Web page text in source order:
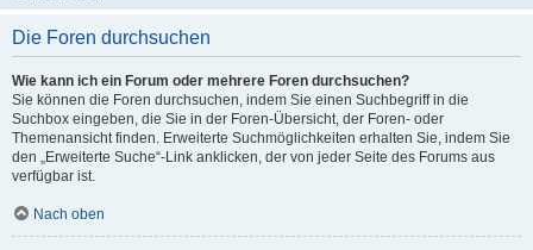
Die Foren durchsuchen
Wie kann ich ein Forum oder mehrere Foren durchsuchen?
Sie können die Foren durchsuchen, indem Sie einen Suchbegriff in die
Suchbox eingeben, die Sie in der Foren-Übersicht, der Foren- oder
Themenansicht finden. Erweiterte Suchmöglichkeiten erhalten Sie, indem Sie
den „Erweiterte Suche“-Link anklicken, der von jeder Seite des Forums aus
verfügbar ist.
Nach oben